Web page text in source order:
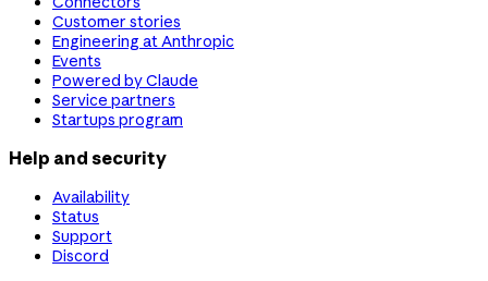
Customer stories
Engineering at Anthropic
Events
Powered by Claude
Service partners
Startups program
Help and security
Availability
Status
Support
Discord